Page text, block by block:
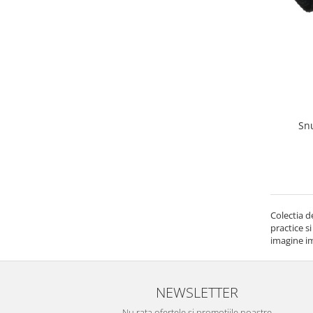
Colectia
practice
imagine
NEWSLETTER